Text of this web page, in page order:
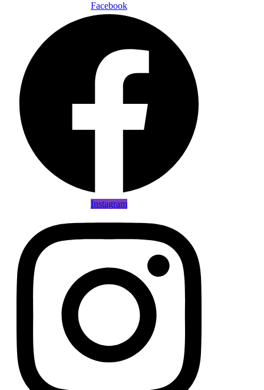
Facebook
Instagram